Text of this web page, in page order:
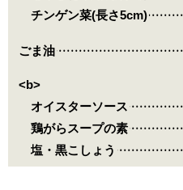
チンゲン菜(長さ5cm)
ごま油
<b>
オイスターソース
鶏がらスープの素
塩・黒こしょう